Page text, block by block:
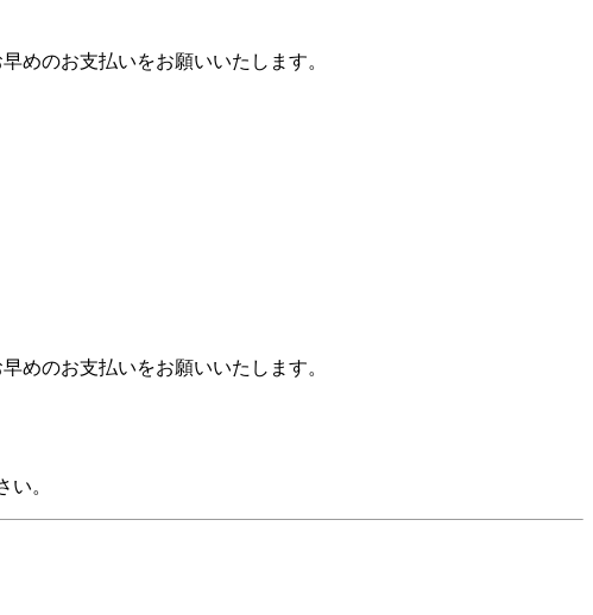
めのお支払いをお願いいたします。
めのお支払いをお願いいたします。
い。